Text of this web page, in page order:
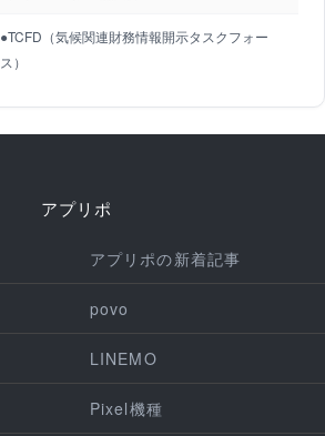
●TCFD（気候関連財務情報開示タスクフォー
ス）
アプリポ
アプリポの新着記事
povo
LINEMO
Pixel機種